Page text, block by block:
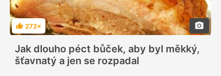
H
o
n
o
c
e
272×
Jak dlouho péct bůček, aby byl měkký,
šťavnatý a jen se rozpadal